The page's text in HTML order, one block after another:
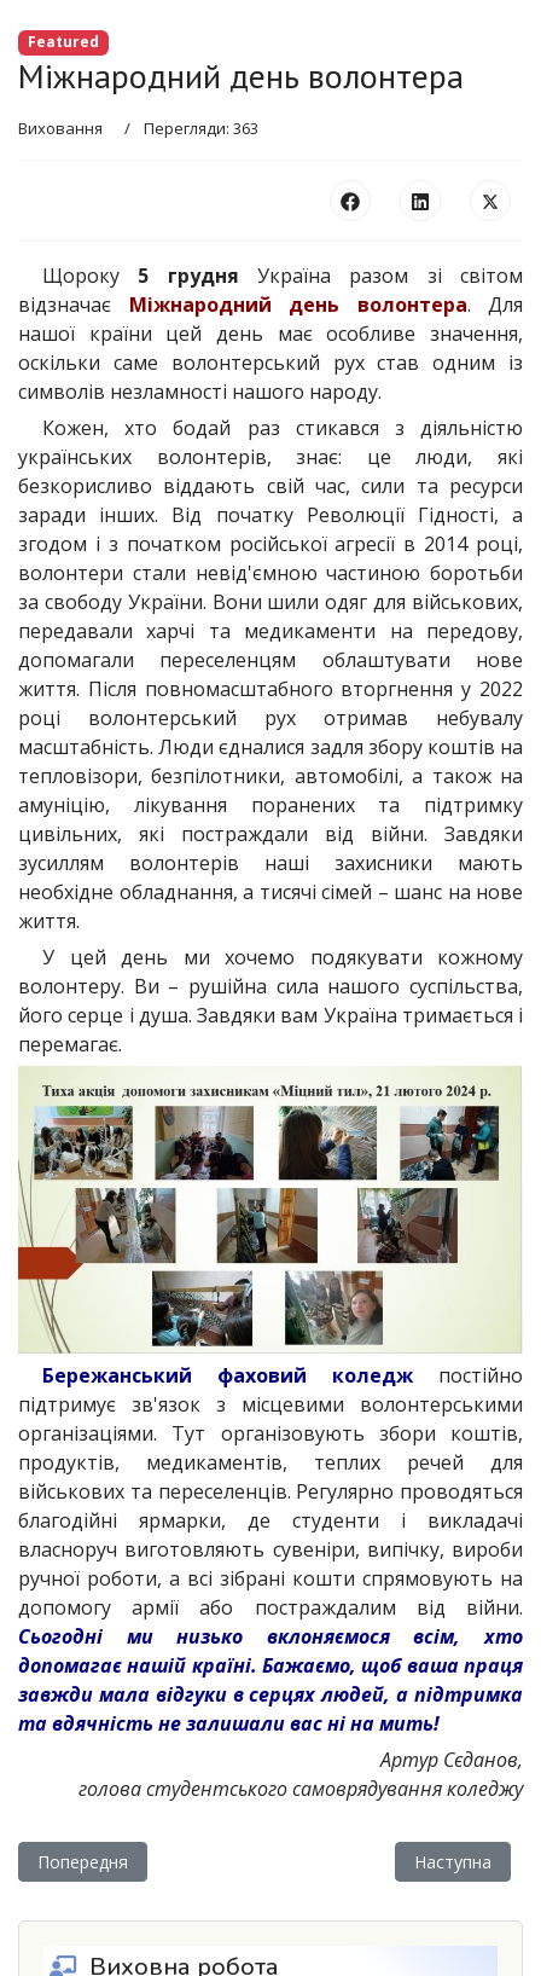
Featured
Міжнародний день волонтера
Виховання Перегляди: 363
Щороку 5 грудня Україна разом зі світом
відзначає Міжнародний день волонтера. Для
нашої країни цей день має особливе значення,
оскільки саме волонтерський рух став одним із
символів незламності нашого народу.
Кожен, хто бодай раз стикався з діяльністю
українських волонтерів, знає: це люди, які
безкорисливо віддають свій час, сили та ресурси
заради інших. Від початку Революції Гідності, а
згодом і з початком російської агресії в 2014 році,
волонтери стали невід'ємною частиною боротьби
за свободу України. Вони шили одяг для військових,
передавали харчі та медикаменти на передову,
допомагали переселенцям облаштувати нове
життя. Після повномасштабного вторгнення у 2022
році волонтерський рух отримав небувалу
масштабність. Люди єдналися задля збору коштів на
тепловізори, безпілотники, автомобілі, а також на
амуніцію, лікування поранених та підтримку
цивільних, які постраждали від війни. Завдяки
зусиллям волонтерів наші захисники мають
необхідне обладнання, а тисячі сімей – шанс на нове
життя.
У цей день ми хочемо подякувати кожному
волонтеру. Ви – рушійна сила нашого суспільства,
його серце і душа. Завдяки вам Україна тримається і
перемагає.
Бережанський фаховий коледж постійно
підтримує зв'язок з місцевими волонтерськими
організаціями. Тут організовують збори коштів,
продуктів, медикаментів, теплих речей для
військових та переселенців. Регулярно проводяться
благодійні ярмарки, де студенти і викладачі
власноруч виготовляють сувеніри, випічку, вироби
ручної роботи, а всі зібрані кошти спрямовують на
допомогу армії або постраждалим від війни.
Сьогодні ми низько вклоняємося всім, хто
допомагає нашій країні. Бажаємо, щоб ваша праця
завжди мала відгуки в серцях людей, а підтримка
та вдячність не залишали вас ні на мить!
Артур Сєданов,
голова студентського самоврядування коледжу
Попередня стаття: Бережанський фаховий коледж:
Попередня Наступна
Наступна
Виховна робота